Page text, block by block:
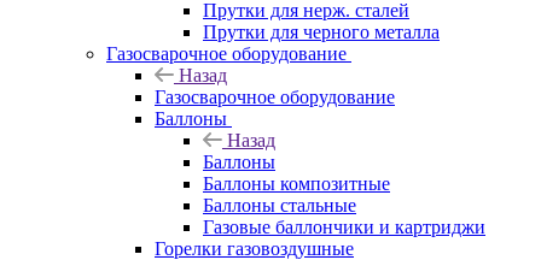
Прутки для нерж. сталей
Прутки для черного металла
Газосварочное оборудование
Назад
Газосварочное оборудование
Баллоны
Назад
Баллоны
Баллоны композитные
Баллоны стальные
Газовые баллончики и картриджи
Горелки газовоздушные